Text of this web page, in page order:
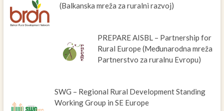
(Balkanska mreža za ruralni razvoj)
PREPARE AISBL – Partnership for
Rural Europe (Međunarodna mreža
Partnerstvo za ruralnu Evropu)
SWG – Regional Rural Development Standing
Working Group in SE Europe